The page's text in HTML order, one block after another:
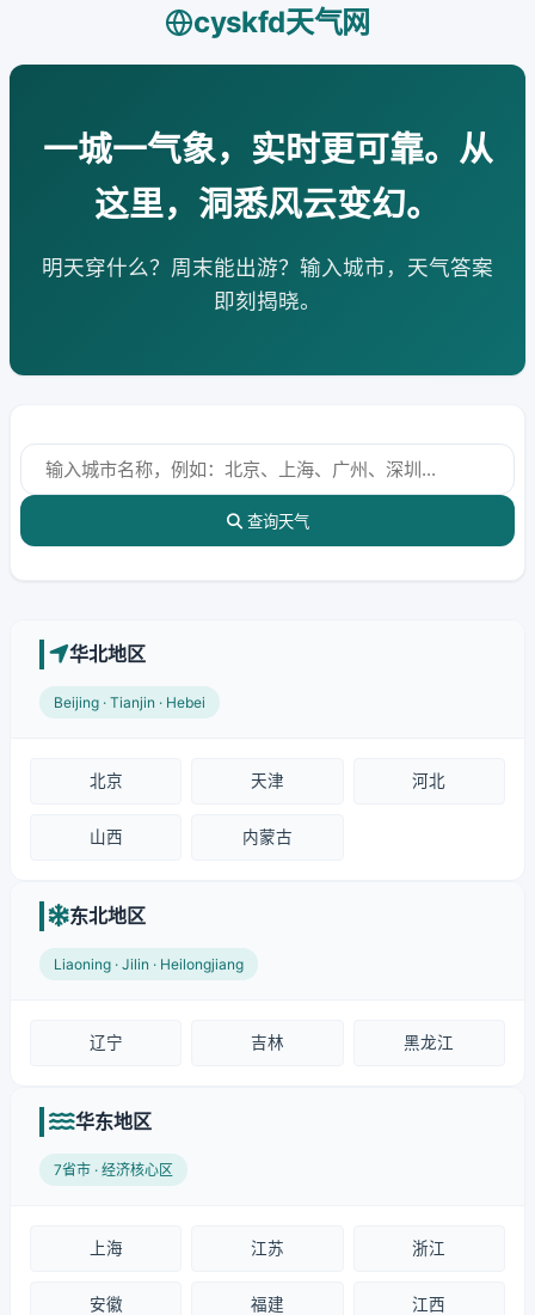
cyskfd天气网
一城一气象，实时更可靠。从
这里，洞悉风云变幻。
明天穿什么？周末能出游？输入城市，天气答案
即刻揭晓。
查询天气
华北地区
Beijing · Tianjin · Hebei
北京 天津 河北
山西 内蒙古
东北地区
Liaoning · Jilin · Heilongjiang
辽宁 吉林 黑龙江
华东地区
7省市 · 经济核心区
上海 江苏 浙江
安徽 福建 江西